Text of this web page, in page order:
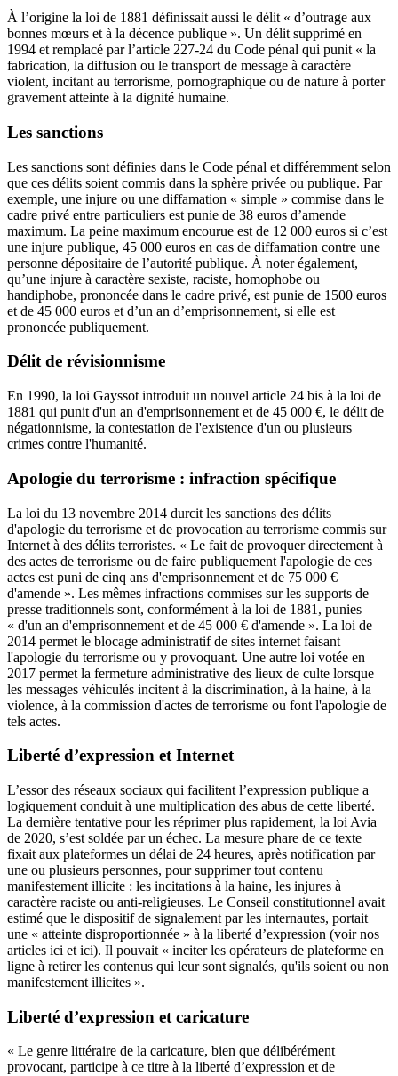
À l’origine la loi de 1881 définissait aussi le délit « d’outrage aux
bonnes mœurs et à la décence publique ». Un délit supprimé en
1994 et remplacé par l’article 227-24 du Code pénal qui punit « la
fabrication, la diffusion ou le transport de message à caractère
violent, incitant au terrorisme, pornographique ou de nature à porter
gravement atteinte à la dignité humaine.
Les sanctions
Les sanctions sont définies dans le Code pénal et différemment selon
que ces délits soient commis dans la sphère privée ou publique. Par
exemple, une injure ou une diffamation « simple » commise dans le
cadre privé entre particuliers est punie de 38 euros d’amende
maximum. La peine maximum encourue est de 12 000 euros si c’est
une injure publique, 45 000 euros en cas de diffamation contre une
personne dépositaire de l’autorité publique. À noter également,
qu’une injure à caractère sexiste, raciste, homophobe ou
handiphobe, prononcée dans le cadre privé, est punie de 1500 euros
et de 45 000 euros et d’un an d’emprisonnement, si elle est
prononcée publiquement.
Délit de révisionnisme
En 1990, la loi Gayssot introduit un nouvel article 24 bis à la loi de
1881 qui punit d'un an d'emprisonnement et de 45 000 €, le délit de
négationnisme, la contestation de l'existence d'un ou plusieurs
crimes contre l'humanité.
Apologie du terrorisme : infraction spécifique
La loi du 13 novembre 2014 durcit les sanctions des délits
d'apologie du terrorisme et de provocation au terrorisme commis sur
Internet à des délits terroristes. « Le fait de provoquer directement à
des actes de terrorisme ou de faire publiquement l'apologie de ces
actes est puni de cinq ans d'emprisonnement et de 75 000 €
d'amende ». Les mêmes infractions commises sur les supports de
presse traditionnels sont, conformément à la loi de 1881, punies
« d'un an d'emprisonnement et de 45 000 € d'amende ». La loi de
2014 permet le blocage administratif de sites internet faisant
l'apologie du terrorisme ou y provoquant. Une autre loi votée en
2017 permet la fermeture administrative des lieux de culte lorsque
les messages véhiculés incitent à la discrimination, à la haine, à la
violence, à la commission d'actes de terrorisme ou font l'apologie de
tels actes.
Liberté d’expression et Internet
L’essor des réseaux sociaux qui facilitent l’expression publique a
logiquement conduit à une multiplication des abus de cette liberté.
La dernière tentative pour les réprimer plus rapidement, la loi Avia
de 2020, s’est soldée par un échec. La mesure phare de ce texte
fixait aux plateformes un délai de 24 heures, après notification par
une ou plusieurs personnes, pour supprimer tout contenu
manifestement illicite : les incitations à la haine, les injures à
caractère raciste ou anti-religieuses. Le Conseil constitutionnel avait
estimé que le dispositif de signalement par les internautes, portait
une « atteinte disproportionnée » à la liberté d’expression (voir nos
articles ici et ici). Il pouvait « inciter les opérateurs de plateforme en
ligne à retirer les contenus qui leur sont signalés, qu'ils soient ou non
manifestement illicites ».
Liberté d’expression et caricature
« Le genre littéraire de la caricature, bien que délibérément
provocant, participe à ce titre à la liberté d’expression et de